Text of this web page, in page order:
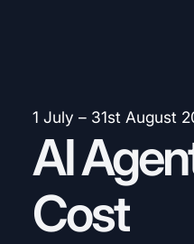
1 July – 31st August
AI
Cost